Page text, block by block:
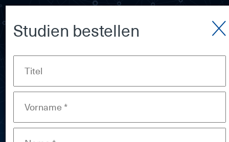
Zukunftsrat der Bayerischen
Herzlich willkommen
beim Zukunftsrat
Stu­di­en be­stel­len